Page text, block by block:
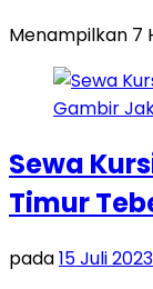
Menampilkan 7
Sewa
Timur
pada15 Juli 2023